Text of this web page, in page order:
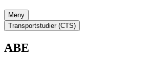
Meny
Transportstudier (CTS)
ABE